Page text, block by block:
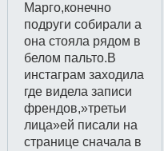
Марго,конечно
подруги собирали а
она стояла рядом в
белом пальто.В
инстаграм заходила
где видела записи
френдов,»третьи
лица»ей писали на
странице сначала в